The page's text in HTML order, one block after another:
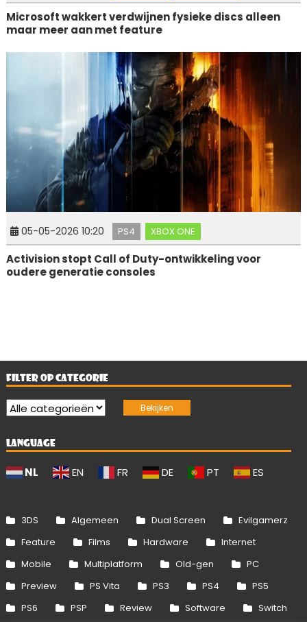
Microsoft wakkert verdwijnen fysieke discs alleen
maar meer aan met feature
05-05-2026 10:20 PS4 XBOX ONE
Activision stopt Call of Duty-ontwikkeling voor
oudere generatie consoles
FILTER OP CATEGORIE
LANGUAGE
NL EN FR DE PT ES
3DS Algemeen Dual Screen
Evilgamerz
Feature
Films Hardware
Internet
Mobile
Multiplatform Old-gen
PC
Preview
PS Vita PS3 PS4
PS5
PS6
PSP Review Software Switch